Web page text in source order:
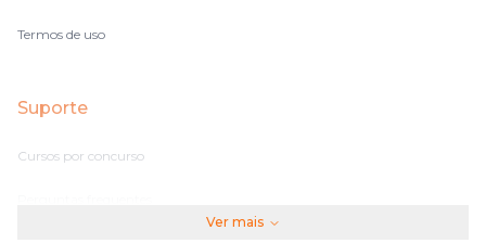
Termos de uso
Suporte
Cursos por concurso
Ver mais